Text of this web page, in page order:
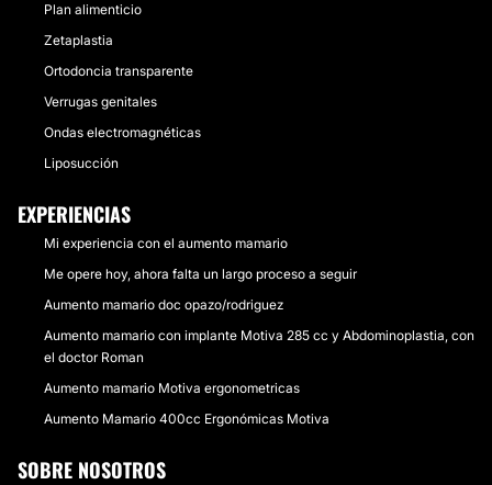
Plan alimenticio
Zetaplastia
Ortodoncia transparente
Verrugas genitales
Ondas electromagnéticas
Liposucción
EXPERIENCIAS
Mi experiencia con el aumento mamario
Me opere hoy, ahora falta un largo proceso a seguir
Aumento mamario doc opazo/rodriguez
Aumento mamario con implante Motiva 285 cc y Abdominoplastia, con
el doctor Roman
Aumento mamario Motiva ergonometricas
Aumento Mamario 400cc Ergonómicas Motiva
SOBRE NOSOTROS